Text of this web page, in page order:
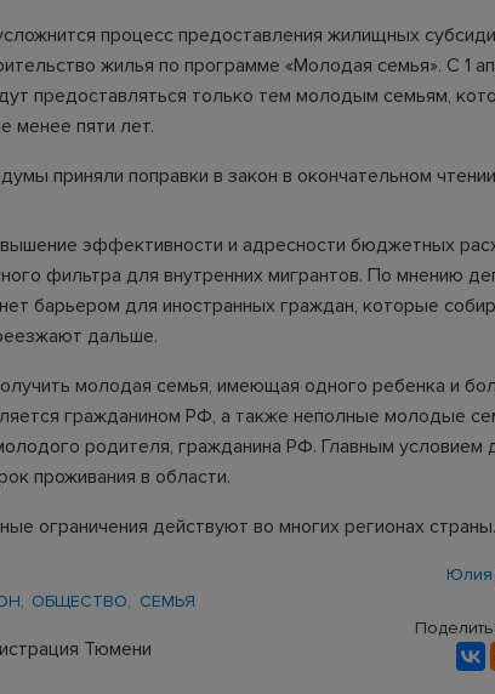
процесс предоставления жилищных
жилья по программе «Молодая семья». С 1
предоставляться только тем молодым семьям,
менее пяти лет.
приняли поправки в закон в окончательном
эффективности и адресности бюджетных
фильтра для внутренних мигрантов. По мнению
барьером для иностранных граждан, которые
дальше.
молодая семья, имеющая одного ребенка и
гражданином РФ, а также неполные молодые
родителя, гражданина РФ. Главным условием
проживания в области.
ограничения действуют во многих регионах страны.
Юлия
ОБЩЕСТВО СЕМЬЯ
Тюмени